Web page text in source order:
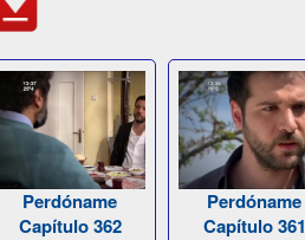
Perdóname
Capítulo 362
Perdóname
Capítulo 361